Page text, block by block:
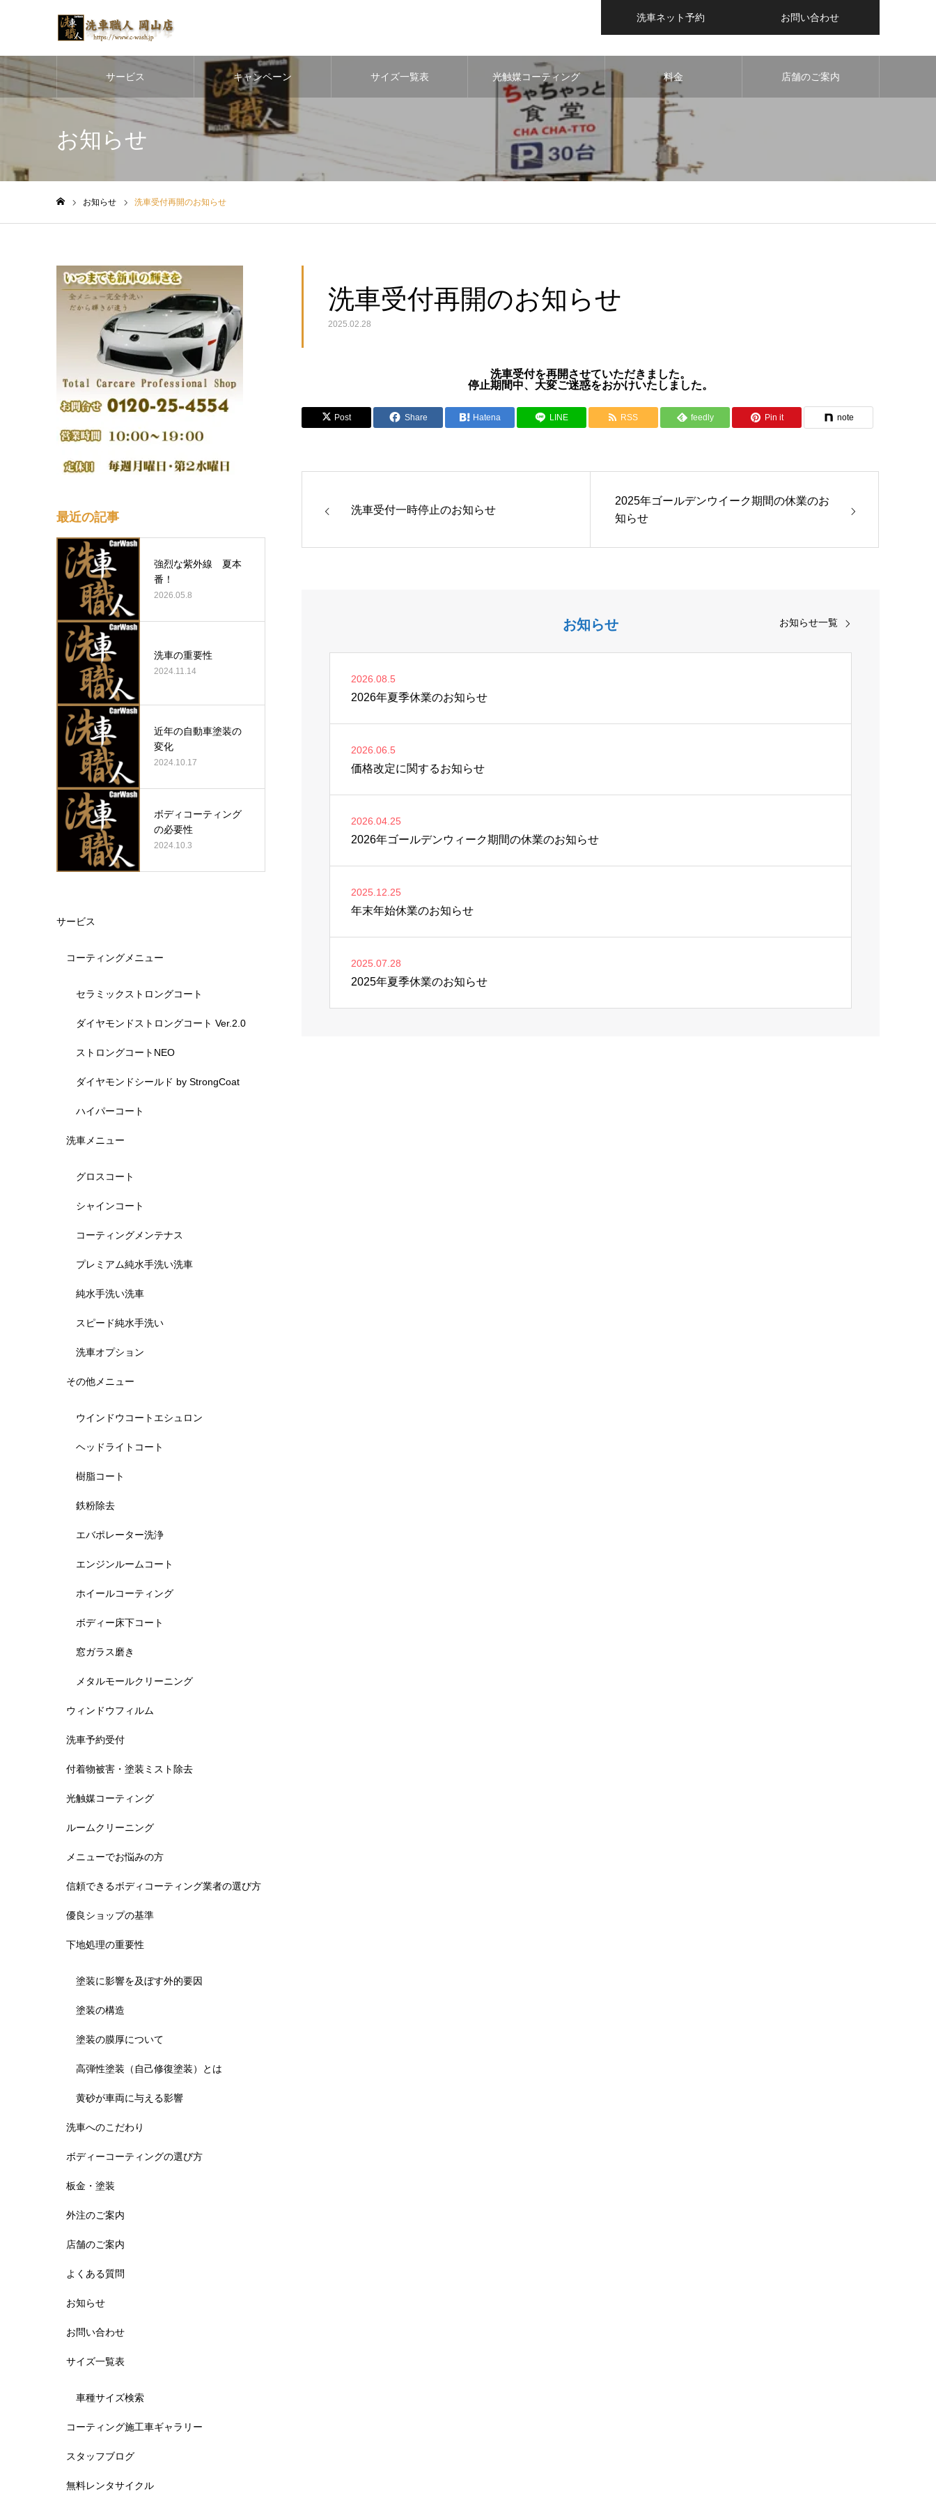
洗車ネット予約 お問い合わせ
サービス キャンペーン サイズ一覧表 光触媒コーティング 料金 店舗のご案内
お知らせ
お知らせ 洗車受付再開のお知らせ
洗車受付再開のお知らせ
2025.02.28
洗車受付を再開させていただきました。
停止期間中、大変ご迷惑をおかけいたしました。
Post Share Hatena LINE RSS feedly Pin it note
洗車受付一時停止のお知らせ
2025年ゴールデンウイーク期間の休業のお
知らせ
お知らせ
2026.08.5
2026年夏季休業のお知らせ
2026.06.5
価格改定に関するお知らせ
2026.04.25
2026年ゴールデンウィーク期間の休業のお知らせ
2025.12.25
年末年始休業のお知らせ
2025.07.28
2025年夏季休業のお知らせ
お知らせ一覧
最近の記事
強烈な紫外線 夏本
番！
2026.05.8
洗車の重要性
2024.11.14
近年の自動車塗装の
変化
2024.10.17
ボディコーティング
の必要性
2024.10.3
サービス
コーティングメニュー
セラミックストロングコート
ダイヤモンドストロングコート Ver.2.0
ストロングコートNEO
ダイヤモンドシールド by StrongCoat
ハイパーコート
洗車メニュー
グロスコート
シャインコート
コーティングメンテナス
プレミアム純水手洗い洗車
純水手洗い洗車
スピード純水手洗い
洗車オプション
その他メニュー
ウインドウコートエシュロン
ヘッドライトコート
樹脂コート
鉄粉除去
エバポレーター洗浄
エンジンルームコート
ホイールコーティング
ボディー床下コート
窓ガラス磨き
メタルモールクリーニング
ウィンドウフィルム
洗車予約受付
付着物被害・塗装ミスト除去
光触媒コーティング
ルームクリーニング
メニューでお悩みの方
信頼できるボディコーティング業者の選び方
優良ショップの基準
下地処理の重要性
塗装に影響を及ぼす外的要因
塗装の構造
塗装の膜厚について
高弾性塗装（自己修復塗装）とは
黄砂が車両に与える影響
洗車へのこだわり
ボディーコーティングの選び方
板金・塗装
外注のご案内
店舗のご案内
よくある質問
お知らせ
お問い合わせ
サイズ一覧表
車種サイズ検索
コーティング施工車ギャラリー
スタッフブログ
無料レンタサイクル